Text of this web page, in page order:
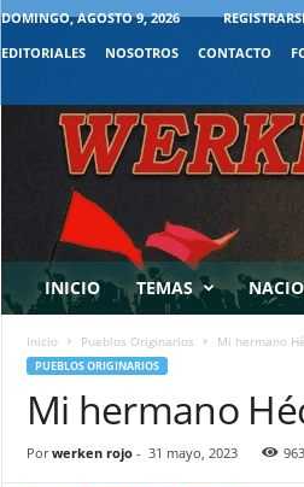
DOMINGO, AGOSTO 9, 2026
EDITORIALES
NOSOTROS CONTACTO
INICIO TEMAS
Inicio Pueblos Originarios Mi hermano
PUEBLOS ORIGINARIOS
Mi hermano
Por werken rojo- 31 mayo, 2023 963